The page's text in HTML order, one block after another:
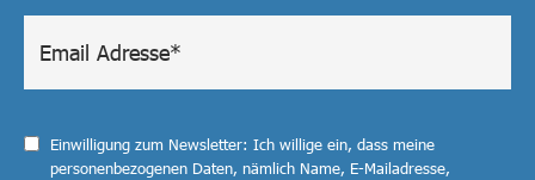
Einwilligung zum Newsletter: Ich willige ein, dass meine
personenbezogenen Daten, nämlich Name, E-Mailadresse,